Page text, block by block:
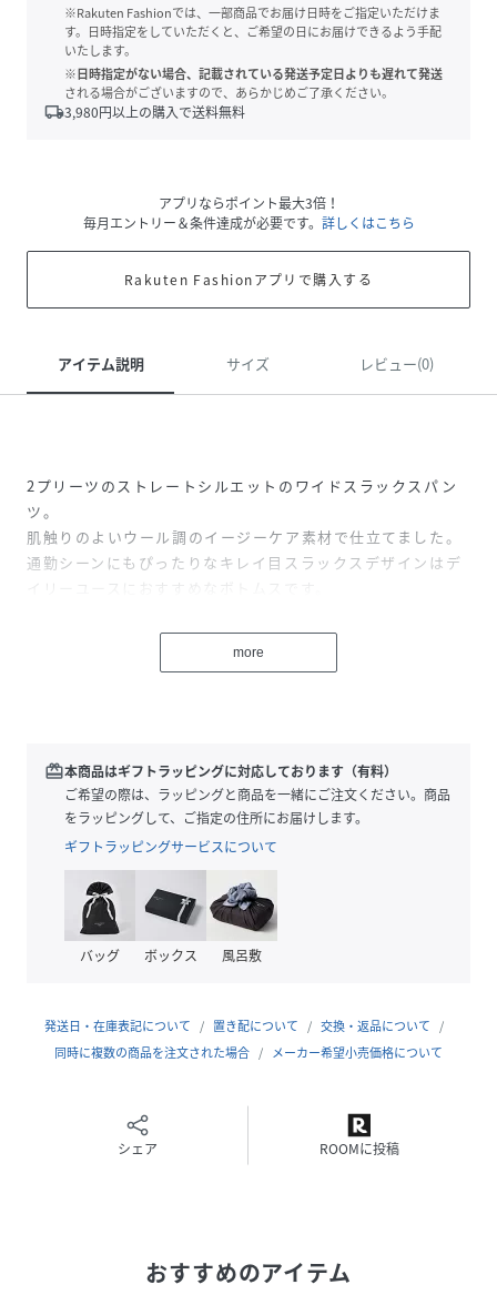
※Rakuten Fashionでは、一部商品でお届け日時をご指定いただけま
す。日時指定をしていただくと、ご希望の日にお届けできるよう手配
いたします。
※日時指定がない場合、記載されている発送予定日よりも遅れて発送
される場合がございますので、あらかじめご了承ください。
local_shipping3,980円以上の購入で送料無料
アプリならポイント最大3倍！
毎月エントリー＆条件達成が必要です。 詳しくはこちら
Rakuten Fashionアプリで購入する
アイテム説明 サイズ レビュー(0)
2プリーツのストレートシルエットのワイドスラックスパン
ツ。
肌触りのよいウール調のイージーケア素材で仕立てました。
通勤シーンにもぴったりなキレイ目スラックスデザインはデ
イリーユースにおすすめなボトムスです。
ウールのような上品な質感のイージーケア素材です。
【機能】接触冷感/しわになりにくい/UVカット/吸水速乾
おすすめ着用期間:春/夏/秋
※34サイズはオンラインストア、ルミネ新宿店、柏高島屋ス
テーションモール店、ジェイアール名古屋タカシマヤ店、山
形屋店、博多阪急、阪神梅田本店のみでのお取扱いになりま
※この商品はサンプルでの撮影を行っています。
実際の商品とイメージ、仕様が異なる場合がございます。
34、36、38、40
more
redeem本商品はギフトラッピングに対応しております（有料）
ご希望の際は、ラッピングと商品を一緒にご注文ください。商品
をラッピングして、ご指定の住所にお届けします。
ギフトラッピングサービスについて
バッグ ボックス 風呂敷
発送日・在庫表記について 置き配について
交換・返品について
同時に複数の商品を注文された場合
メーカー希望小売価格について
シェア ROOMに投稿
おすすめのアイテム